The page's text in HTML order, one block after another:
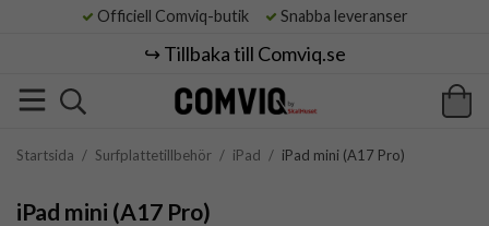
Officiell Comviq-butik Snabba leveranser
↪️ Tillbaka till Comviq.se
Startsida / Surfplattetillbehör / iPad / iPad mini (A17 Pro)
iPad mini (A17 Pro)